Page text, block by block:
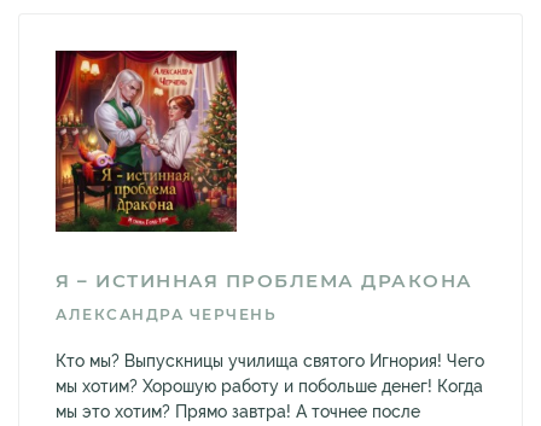
Я – ИСТИННАЯ ПРОБЛЕМА ДРАКОНА
АЛЕКСАНДРА ЧЕРЧЕНЬ
Кто мы? Выпускницы училища святого Игнория! Чего
мы хотим? Хорошую работу и побольше денег! Когда
мы это хотим? Прямо завтра! А точнее после